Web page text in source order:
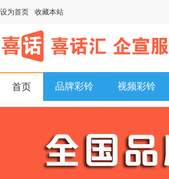
设为首页 收藏本站
首页 品牌彩铃 视频彩铃